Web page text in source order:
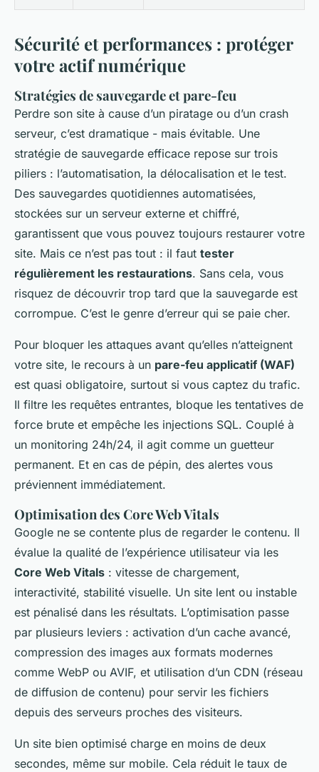
Sécurité et performances : protéger
votre actif numérique
Stratégies de sauvegarde et pare-feu
Perdre son site à cause d’un piratage ou d’un crash
serveur, c’est dramatique - mais évitable. Une
stratégie de sauvegarde efficace repose sur trois
piliers : l’automatisation, la délocalisation et le test.
Des sauvegardes quotidiennes automatisées,
stockées sur un serveur externe et chiffré,
garantissent que vous pouvez toujours restaurer votre
site. Mais ce n’est pas tout : il faut tester
régulièrement les restaurations. Sans cela, vous
risquez de découvrir trop tard que la sauvegarde est
corrompue. C’est le genre d’erreur qui se paie cher.
Pour bloquer les attaques avant qu’elles n’atteignent
votre site, le recours à un pare-feu applicatif (WAF)
est quasi obligatoire, surtout si vous captez du trafic.
Il filtre les requêtes entrantes, bloque les tentatives de
force brute et empêche les injections SQL. Couplé à
un monitoring 24h/24, il agit comme un guetteur
permanent. Et en cas de pépin, des alertes vous
préviennent immédiatement.
Optimisation des Core Web Vitals
Google ne se contente plus de regarder le contenu. Il
évalue la qualité de l’expérience utilisateur via les
Core Web Vitals : vitesse de chargement,
interactivité, stabilité visuelle. Un site lent ou instable
est pénalisé dans les résultats. L’optimisation passe
par plusieurs leviers : activation d’un cache avancé,
compression des images aux formats modernes
comme WebP ou AVIF, et utilisation d’un CDN (réseau
de diffusion de contenu) pour servir les fichiers
depuis des serveurs proches des visiteurs.
Un site bien optimisé charge en moins de deux
secondes, même sur mobile. Cela réduit le taux de